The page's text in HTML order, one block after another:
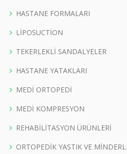
HASTANE FORMALARI
LİPOSUCTİON
TEKERLEKLİ SANDALYELER
HASTANE YATAKLARI
MEDİ ORTOPEDİ
MEDİ KOMPRESYON
REHABİLİTASYON ÜRÜNLERİ
ORTOPEDİK YASTIK VE